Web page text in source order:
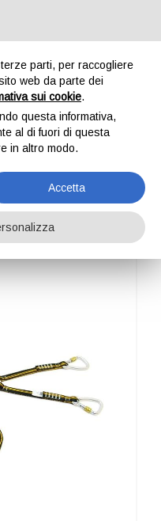
parti, per raccogliere
web da parte dei
sui cookie.
questa informativa,
al di fuori di questa
in altro modo.
Accetta